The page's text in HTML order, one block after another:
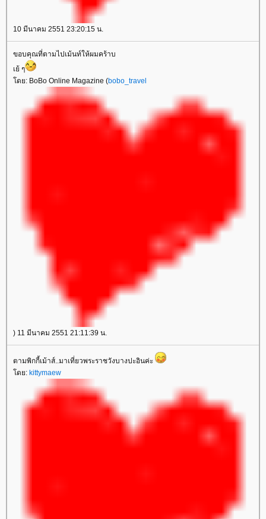
10 มีนาคม 2551 23:20:15 น.
ขอบคุณที่ตามไปเม้นท์ให้ผมคร้าบ
เย้ ๆ
โดย: BoBo Online Magazine (bobo_travel
) 11 มีนาคม 2551 21:11:39 น.
ตามพิกกี้เม้าส์..มาเที่ยวพระราชวังบางปะอินค่ะ
โดย: kittymaew